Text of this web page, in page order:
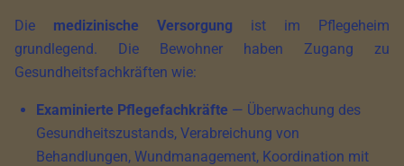
Die medizinische Versorgung ist im Pflegeheim
grundlegend. Die Bewohner haben Zugang zu
Gesundheitsfachkräften wie:
Examinierte Pflegefachkräfte — Überwachung des
Gesundheitszustands, Verabreichung von
Behandlungen, Wundmanagement, Koordination mit